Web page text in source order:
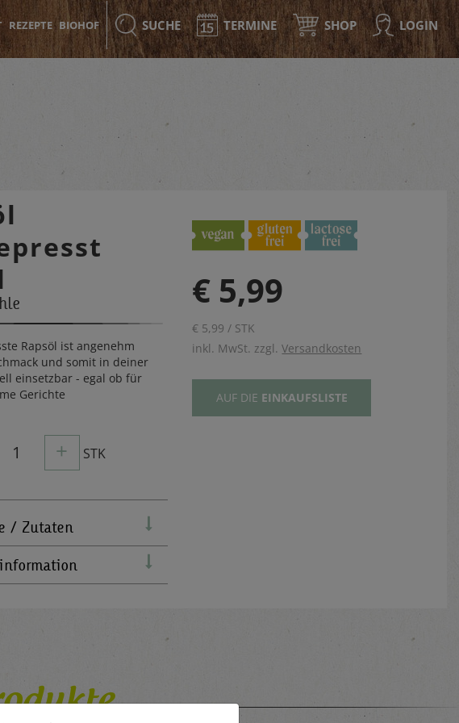
REZEPTE BIOHOF SUCHE TERMINE SHOP LOGIN
Rapsöl ist angenehm
und somit in deiner
einsetzbar - egal ob für
Gerichte
1 + STK
/ Zutaten
€ 5,99
€ 5,99 / STK
inkl. MwSt. zzgl.Versandkosten
AUF DIE EINKAUFSLISTE